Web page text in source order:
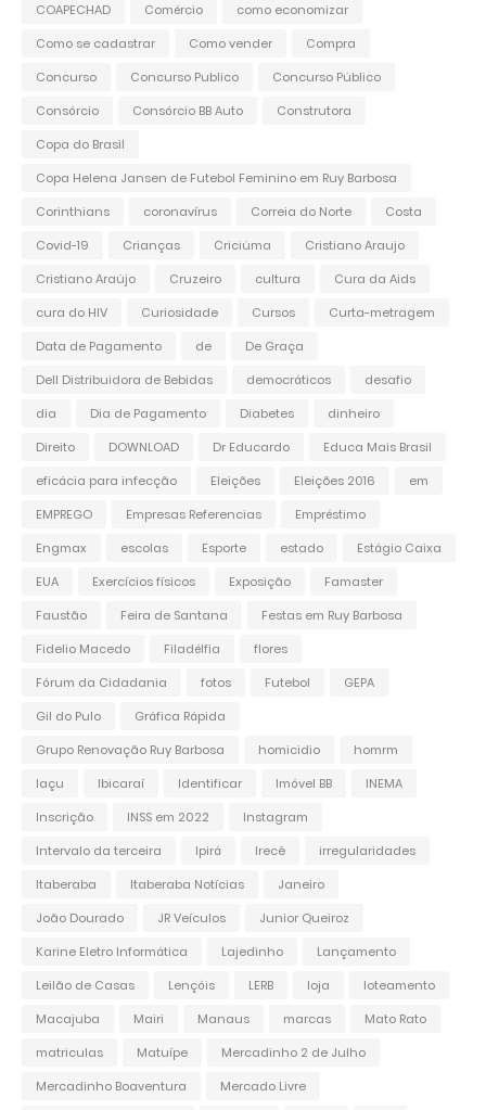
COAPECHAD Comércio
como economizar
Como se cadastrar
Como vender
Compra
Concurso
Concurso Publico
Concurso Público
Consórcio
Consórcio BB Auto
Construtora
Copa do Brasil
Copa Helena Jansen de Futebol Feminino em Ruy Barbosa
Corinthians
coronavírus Correia do Norte
Costa
Covid-19
Crianças Criciúma
Cristiano Araujo
Cristiano Araújo
Cruzeiro cultura
Cura da Aids
cura do HIV
Curiosidade Cursos
Curta-metragem
Data de Pagamento
de
De Graça
Dell Distribuidora de Bebidas
democráticos
desafio
dia
Dia de Pagamento Diabetes
dinheiro
Direito
DOWNLOAD Dr Educardo
Educa Mais Brasil
eficácia para infecção
Eleições Eleições 2016
em
EMPREGO
Empresas Referencias
Empréstimo
Engmax
escolas Esporte estado
Estágio Caixa
EUA
Exercícios físicos Exposição
Famaster
Faustão
Feira de Santana
Festas em Ruy Barbosa
Fidelio Macedo
Filadélfia
flores
Fórum da Cidadania
fotos Futebol
GEPA
Gil do Pulo
Gráfica Rápida
Grupo Renovação Ruy Barbosa
homicidio
homrm
Iaçu
Ibicaraí Identificar Imóvel BB
INEMA
Inscrição
INSS em 2022
Instagram
Intervalo da terceira
Ipirá Irecê
irregularidades
Itaberaba
Itaberaba Notícias
Janeiro
João Dourado
JR Veículos
Junior Queiroz
Karine Eletro Informática
Lajedinho
Lançamento
Leilão de Casas
Lençóis LERB loja
loteamento
Macajuba
Mairi Manaus marcas
Mato Rato
matriculas
Matuípe
Mercadinho 2 de Julho
Mercadinho Boaventura
Mercado Livre